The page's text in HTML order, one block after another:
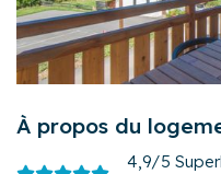
À propos du
4,9/5